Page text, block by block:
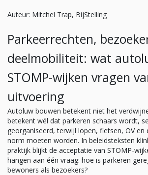
Auteur: Mitchel Trap, BijStelling
Parkeerrechten,
deelmobiliteit: wat
STOMP-wijken vragen
uitvoering
Autoluw bouwen betekent niet het
betekent wél dat parkeren schaars wordt,
georganiseerd, terwijl lopen, fietsen, OV en
norm moeten worden. In beleidsteksten
praktijk blijkt de acceptatie van STOMP-
hangen aan één vraag: hoe is parkeren
bewoners als bezoekers?